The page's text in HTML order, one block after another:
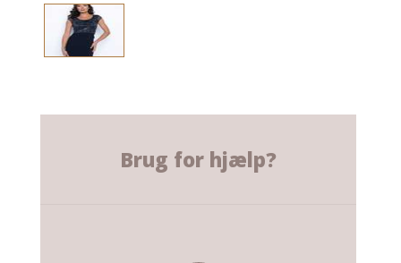
Brug for hjælp?